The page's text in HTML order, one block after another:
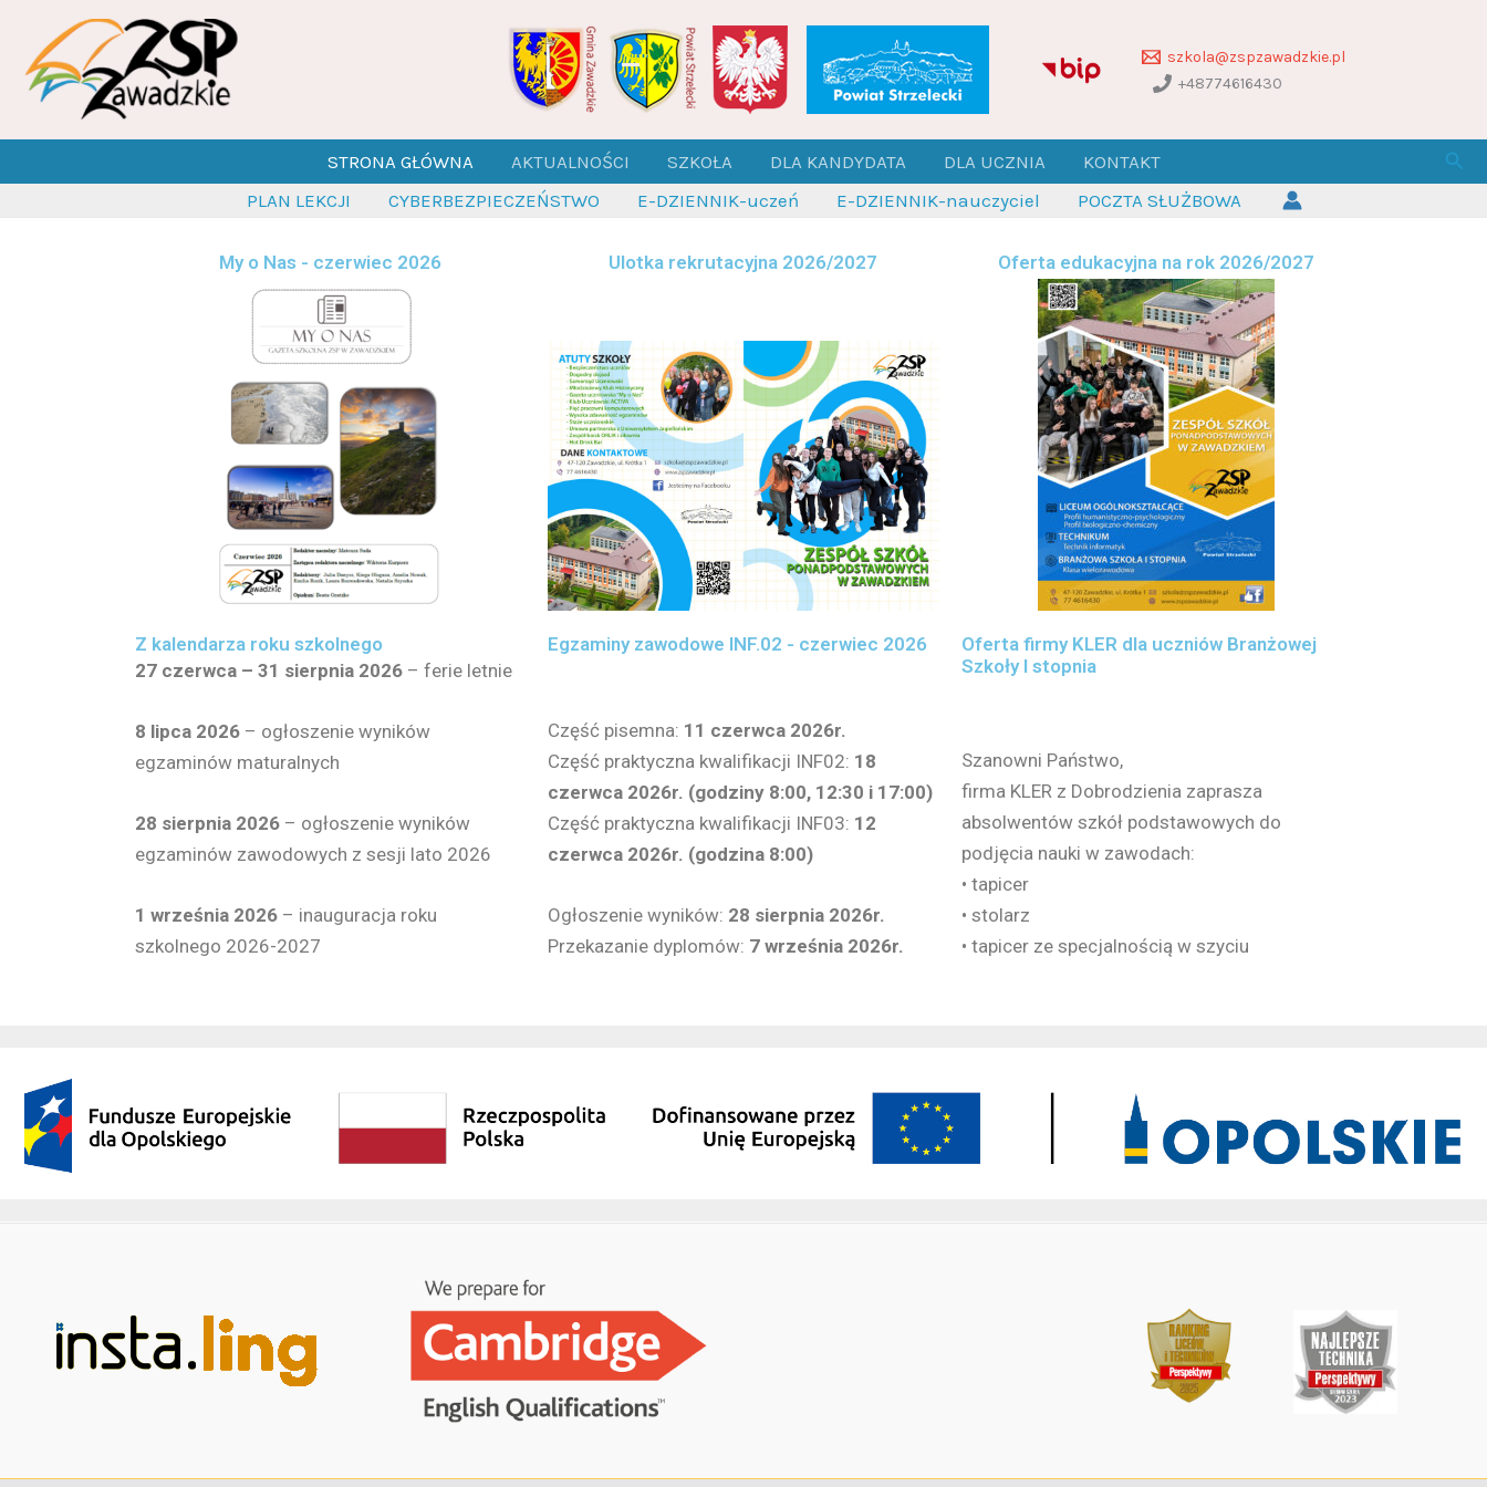
treści
szkola@zspzawadzkie.pl
+48774616430
STRONA GŁÓWNA AKTUALNOŚCI SZKOŁA DLA KANDYDATA DLA UCZNIA KONTAKT
PLAN LEKCJI CYBERBEZPIECZEŃSTWO E-DZIENNIK-uczeń E-DZIENNIK-nauczyciel POCZTA SŁUŻBOWA
My o Nas - czerwiec 2026 Ulotka rekrutacyjna 2026/2027 Oferta edukacyjna na rok 2026/2027
Z kalendarza roku szkolnego
27 czerwca – 31 sierpnia 2026 – ferie letnie
8 lipca 2026 – ogłoszenie wyników
egzaminów maturalnych
28 sierpnia 2026 – ogłoszenie wyników
egzaminów zawodowych z sesji lato 2026
1 września 2026 – inauguracja roku
szkolnego 2026-2027
Egzaminy zawodowe INF.02 - czerwiec 2026
Część pisemna: 11 czerwca 2026r.
Część praktyczna kwalifikacji INF02: 18
czerwca 2026r. (godziny 8:00, 12:30 i 17:00)
Część praktyczna kwalifikacji INF03: 12
czerwca 2026r. (godzina 8:00)
Ogłoszenie wyników: 28 sierpnia 2026r.
Przekazanie dyplomów: 7 września 2026r.
Oferta firmy KLER dla uczniów Branżowej
Szkoły I stopnia
Szanowni Państwo,
firma KLER z Dobrodzienia zaprasza
absolwentów szkół podstawowych do
podjęcia nauki w zawodach:
• tapicer
• stolarz
• tapicer ze specjalnością w szyciu